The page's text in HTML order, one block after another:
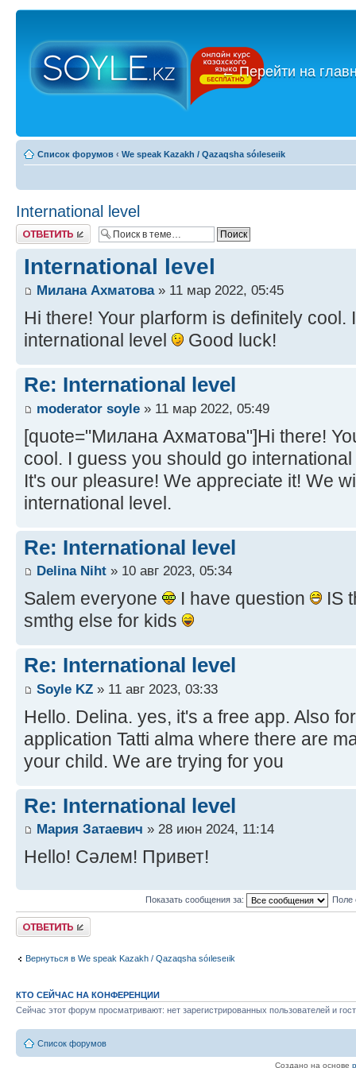
←Перейти на
Список форумов ‹ We speak Kazakh / Qazaqsha sóıleseıik
International level
Ответить
International level
Милана Ахматова» 11 мар 2022, 05:45
Hi there! Your plarform is definitely
international level
Good luck!
Re: International level
moderator soyle » 11 мар 2022, 05:49
[quote="Милана Ахматова"]Hi there!
cool. I guess you should go
It's our pleasure! We appreciate it! We
international level.
Re: International level
Delina Niht » 10 авг 2023, 05:34
Salem everyone I have question
IS
smthg else for kids
Re: International level
Soyle KZ » 11 авг 2023, 03:33
Hello. Delina. yes, it's a free app. Also
application Tatti alma where there are
your child. We are trying for you
Re: International level
Мария Затаевич » 28 июн 2024, 11:14
Hello! Сәлем! Привет!
Показать сообщения за: Поле
Ответить
Вернуться в We speak Kazakh / Qazaqsha sóıleseıik
КТО СЕЙЧАС НА КОНФЕРЕНЦИИ
Сейчас этот форум просматривают: нет зарегистрированных пользователей и
Список форумов
Создано на основе